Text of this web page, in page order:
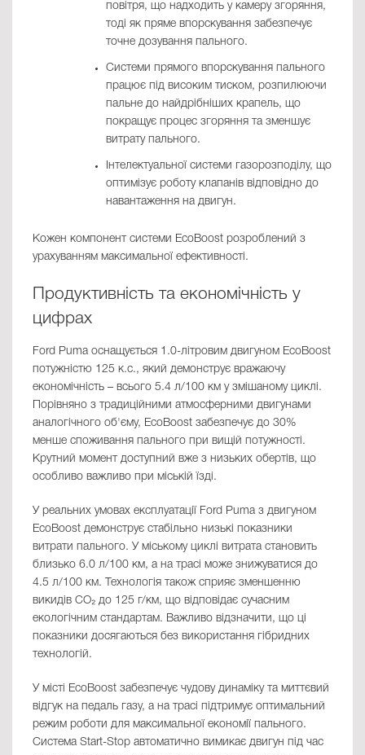
повітря, що надходить у камеру згоряння,
тоді як пряме впорскування забезпечує
точне дозування пального.
Системи прямого впорскування пального
працює під високим тиском, розпилюючи
пальне до найдрібніших крапель, що
покращує процес згоряння та зменшує
витрату пального.
Інтелектуальної системи газорозподілу, що
оптимізує роботу клапанів відповідно до
навантаження на двигун.
Кожен компонент системи EcoBoost розроблений з
урахуванням максимальної ефективності.
Продуктивність та економічність у
цифрах
Ford Puma оснащується 1.0-літровим двигуном EcoBoost
потужністю 125 к.с., який демонструє вражаючу
економічність – всього 5.4 л/100 км у змішаному циклі.
Порівняно з традиційними атмосферними двигунами
аналогічного об'єму, EcoBoost забезпечує до 30%
менше споживання пального при вищій потужності.
Крутний момент доступний вже з низьких обертів, що
особливо важливо при міській їзді.
У реальних умовах експлуатації Ford Puma з двигуном
EcoBoost демонструє стабільно низькі показники
витрати пального. У міському циклі витрата становить
близько 6.0 л/100 км, а на трасі може знижуватися до
4.5 л/100 км. Технологія також сприяє зменшенню
викидів CO₂ до 125 г/км, що відповідає сучасним
екологічним стандартам. Важливо відзначити, що ці
показники досягаються без використання гібридних
технологій.
У місті EcoBoost забезпечує чудову динаміку та миттєвий
відгук на педаль газу, а на трасі підтримує оптимальний
режим роботи для максимальної економії пального.
Система Start-Stop автоматично вимикає двигун під час